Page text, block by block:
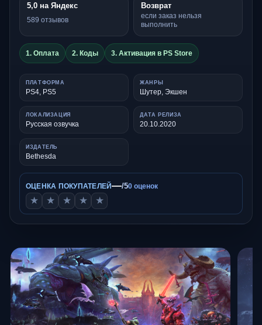
5,0 на Яндекс
589 отзывов
Возврат
если заказ нельзя
выполнить
1. Оплата 2. Коды 3. Активация в PS Store
ПЛАТФОРМА
PS4, PS5
ЖАНРЫ
Шутер, Экшен
ЛОКАЛИЗАЦИЯ
Русская озвучка
ДАТА РЕЛИЗА
20.10.2020
ИЗДАТЕЛЬ
Bethesda
ОЦЕНКА ПОКУПАТЕЛЕЙ—/50 оценок
★ ★ ★ ★ ★